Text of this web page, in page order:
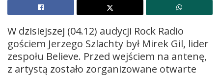
W dzisiejszej (04.12) audycji Rock Radio
gościem Jerzego Szlachty był Mirek Gil, lider
zespołu Believe. Przed wejściem na antenę,
z artystą zostało zorganizowane otwarte